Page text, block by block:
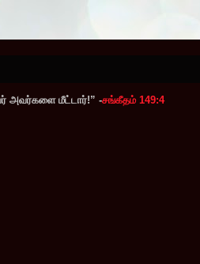
அவர்களை மீட்டார்!” -சங்கீதம் 149:4